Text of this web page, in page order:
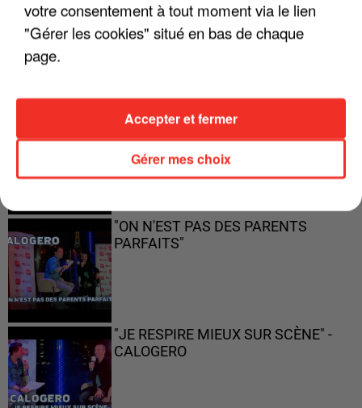
"JE SUIS À DISPOSITION DES
ENFOIRÉS"
"ON A TOUS LE TRAC"
"ON N'EST PAS DES PARENTS
PARFAITS"
"JE RESPIRE MIEUX SUR SCÈNE" -
CALOGERO
votre consentement à tout moment via le lien
"Gérer les cookies" situé en bas de chaque
page.
Gérer mes choix
Accepter et fermer